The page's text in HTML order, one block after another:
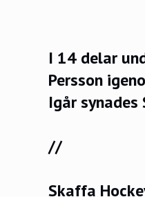
I 14 delar
Persson
Igår
//
Skaffa